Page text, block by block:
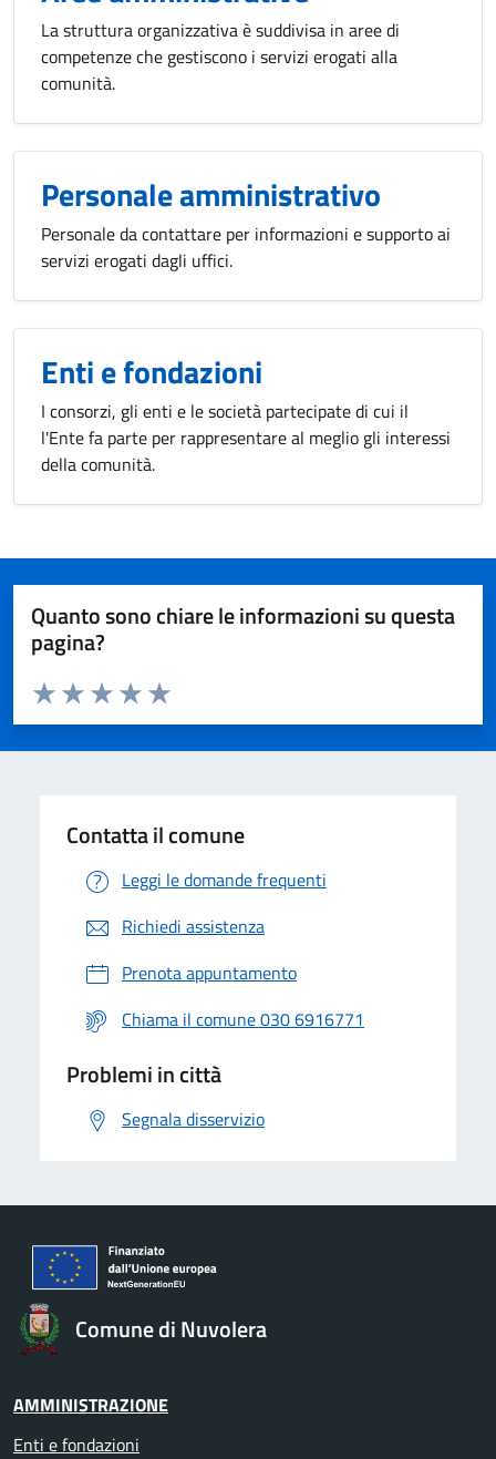
La struttura organizzativa è suddivisa in aree di
competenze che gestiscono i servizi erogati alla
comunità.
Personale amministrativo
Personale da contattare per informazioni e supporto ai
servizi erogati dagli uffici.
Enti e fondazioni
I consorzi, gli enti e le società partecipate di cui il
l'Ente fa parte per rappresentare al meglio gli interessi
della comunità.
Quanto sono chiare le informazioni su questa
pagina?
Valuta da 1 a 5 stelle la pagina
Valuta 5 stelle su 5
Valuta 4 stelle su 5
Valuta 3 stelle su 5
Valuta 2 stelle su 5
Valuta 1 stelle su 5
Contatta il comune
Leggi le domande frequenti
Richiedi assistenza
Prenota appuntamento
Chiama il comune 030 6916771
Problemi in città
Segnala disservizio
Comune di Nuvolera
AMMINISTRAZIONE
Enti e fondazioni